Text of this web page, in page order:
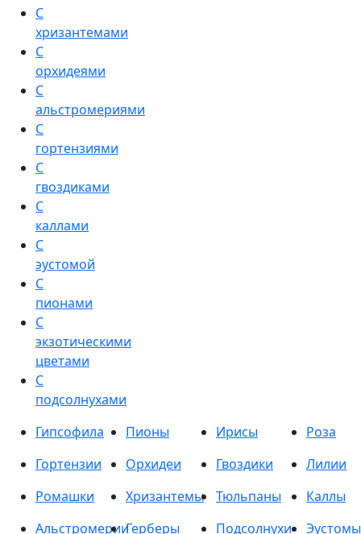
С
хризантемами
С
орхидеями
С
альстромериями
С
гортензиями
С
гвоздиками
С
каллами
С
эустомой
С
пионами
С
экзотическими
цветами
С
подсолнухами
Гипсофила
Пионы Ирисы
Роза
Гортензии
Орхидеи Гвоздики
Лилии
Ромашки
Хризантемы Тюльпаны
Каллы
АльстромерииГерберы Подсолнухи
Эустомы